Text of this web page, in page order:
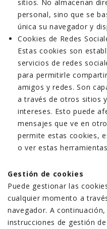
sitios. No almacenan
personal, sino que se
única su navegador y
Cookies de Redes
Estas cookies son
servicios de redes
para permitirle
amigos y redes. Son
a través de otros sitios
intereses. Esto puede
mensajes que ve en
permite estas cookies,
o ver estas
Gestión de cookies
Puede gestionar las
cualquier momento a
navegador. A
instrucciones de gestión